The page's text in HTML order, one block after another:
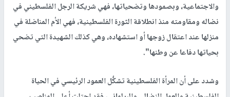
والاجتماعية، وبصمودها وتضحياتها، فهي شريكة الرجل الفلسطيني في
نضاله ومقاومته منذ انطلاقة الثورة الفلسطينية، فهي الأم المناضلة في
منزلها عند اعتقال زوجها أو استشهاده، وهي كذلك الشهيدة التي تضحي
بحياتها دفاعا عن وطنها".
وشدد على أن المرأة الفلسطينية تشكُّل العمود الرئيسي في الحياة